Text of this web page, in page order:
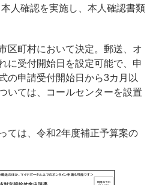
人確認を実施し、本人確認書類
区町村において決定。郵送、オ
に受付開始日を設定可能で、申
の申請受付開始日から3カ月以
いては、コールセンターを設置
ては、令和2年度補正予算案の